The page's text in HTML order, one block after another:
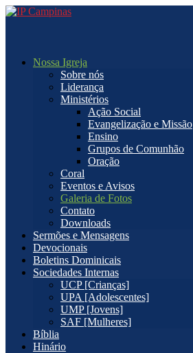
Nossa Igreja
Sobre nós
Liderança
Ministérios
Ação Social
Evangelização e Missão
Ensino
Grupos de Comunhão
Oração
Coral
Eventos e Avisos
Galeria de Fotos
Contato
Downloads
Sermões e Mensagens
Devocionais
Boletins Dominicais
Sociedades Internas
UCP [Crianças]
UPA [Adolescentes]
UMP [Jovens]
SAF [Mulheres]
Bíblia
Hinário